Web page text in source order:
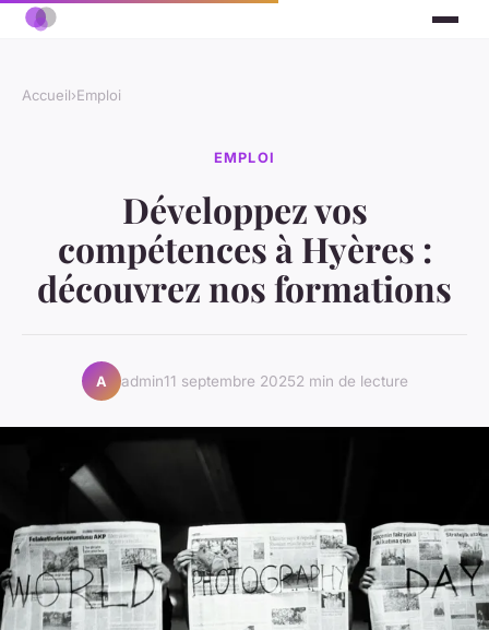
Accueil›Emploi
EMPLOI
Développez vos
compétences à Hyères :
découvrez nos formations
A admin11 septembre 20252 min de lecture